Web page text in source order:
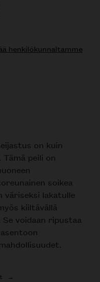
henkilökunnaltamme
on kuin
peili on
soikea
väriseksi lakatulle
kiiltävällä
Se voidaan ripustaa